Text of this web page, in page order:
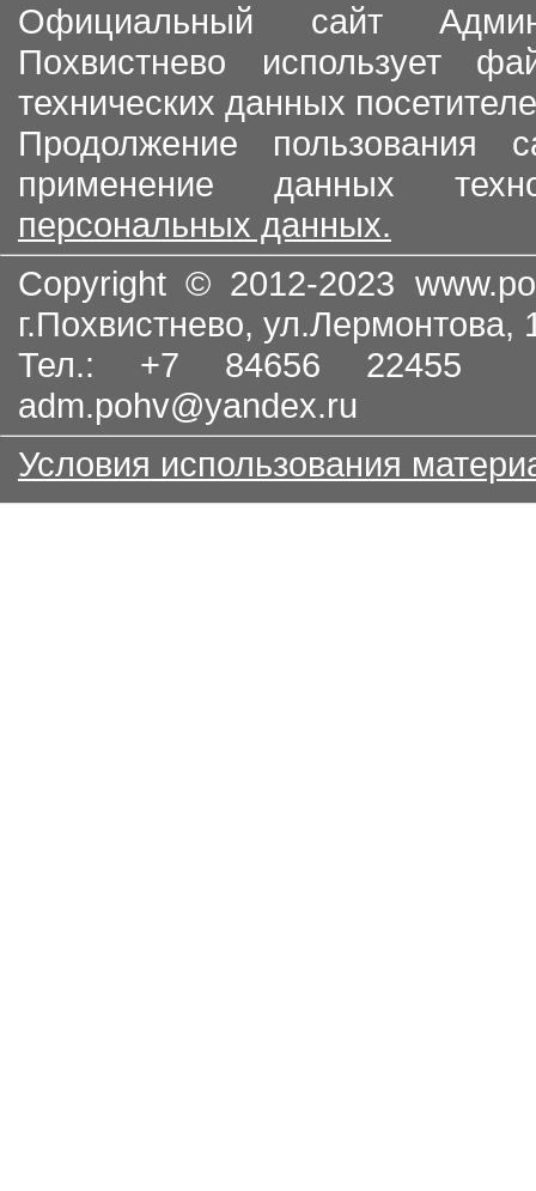
Официальный сайт
Похвистнево использует
технических данных
Продолжение пользования
применение данных
персональных данных.
Copyright © 2012-2023
г.Похвистнево, ул.Лермонтова,
Тел.: +7 84656
adm.pohv@yandex.ru
Условия использования